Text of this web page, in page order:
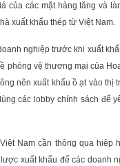
của các mặt hàng tăng và
xuất khẩu thép từ Việt Nam.
nghiệp trước khi xuất
phòng vệ thương mại của
nên xuất khẩu ồ ạt vào
các lobby chính sách để
Nam cần thông qua hiệp
xuất khẩu để các doanh